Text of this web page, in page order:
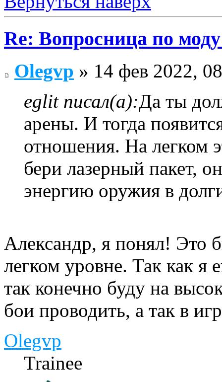
Re: Вопросница по
Olegvp » 14 фев 2022,
eglit писал(а):Да ты
арены. И тогда
отношения. На легком
бери лазерный пакет,
энергию оружия в
Александр, я понял! Это
легком уровне. Так как я
так конечно буду на
бои проводить, а так в
Olegvp
Trainee